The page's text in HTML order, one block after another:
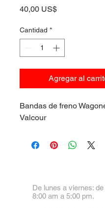
40,00 US$Precio
Cantidad *
Agregar al
Bandas de freno
Valcour
De lunes a viernes: de
8:00 am a 5:00 pm.